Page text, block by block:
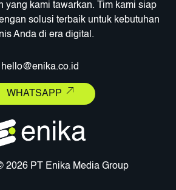
yang kami tawarkan. Tim kami siap
solusi terbaik untuk kebutuhan
Anda di era digital.
hello@enika.co.id
WHATSAPP
2026 PT Enika Media Group